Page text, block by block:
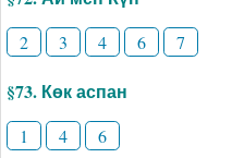
2 3 4 6 7
§73. Көк аспан
1 4 6